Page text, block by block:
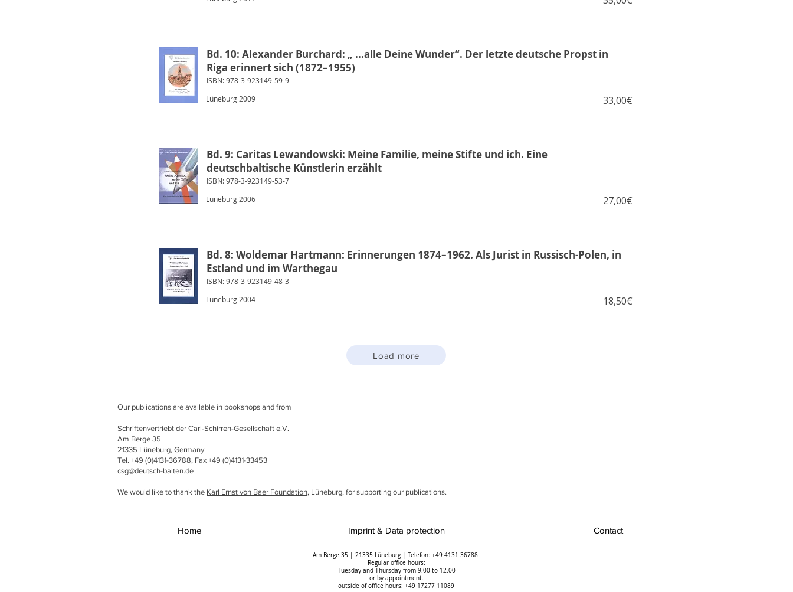
Bd. 10: Alexander Burchard: „ ...alle Deine Wunder“. Der letzte deutsche Propst in
Riga erinnert sich (1872–1955)
ISBN: 978-3-923149-59-9
Lüneburg 2009
33,00€
Bd. 9: Caritas Lewandowski: Meine Familie, meine Stifte und ich. Eine
deutschbaltische Künstlerin erzählt
ISBN: 978-3-923149-53-7
Lüneburg 2006
27,00€
Bd. 8: Woldemar Hartmann: Erinnerungen 1874–1962. Als Jurist in Russisch-Polen, in
Estland und im Warthegau
ISBN: 978-3-923149-48-3
Lüneburg 2004
18,50€
Load more
Our publications are available in bookshops and from
Schriftenvertriebt der Carl-Schirren-Gesellschaft e.V.
Am Berge 35
21335 Lüneburg, Germany
Tel. +49 (0)4131-36788, Fax +49 (0)4131-33453
csg@deutsch-balten.de
We would like to thank the Karl Ernst von Baer Foundation, Lüneburg, for supporting our publications.
Home Imprint & Data protection Contact
Am Berge 35 | 21335 Lüneburg | Telefon: +49 4131 36788
Regular office hours:
Tuesday and Thursday from 9.00 to 12.00
or by appointment.
outside of office hours: +49 17277 11089